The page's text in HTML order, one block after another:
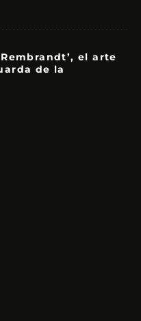
el arte
de la